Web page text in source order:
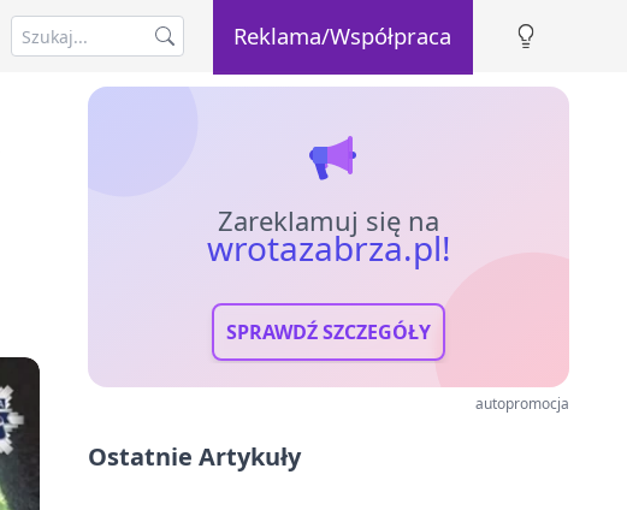
Reklama/Współpraca
Zareklamuj się na
wrotazabrza.pl!
SPRAWDŹ SZCZEGÓŁY
autopromocja
Ostatnie Artykuły